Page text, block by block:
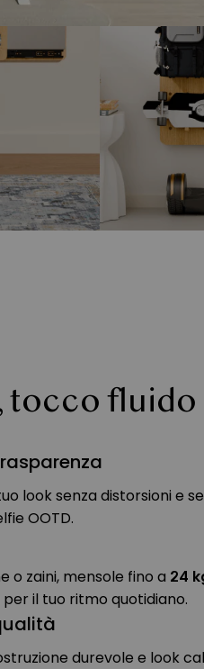
tocco fluido
look senza distorsioni e
OOTD.
o zaini, mensole fino a 24
il tuo ritmo quotidiano.
durevole e look